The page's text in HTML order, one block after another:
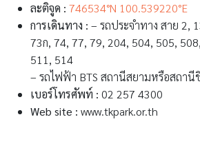
ละติจูด : 746534°N 100.539220°E
การเดินทาง : – รถประจำทาง สาย 2,
73ก, 74, 77, 79, 204, 504, 505, 508,
511, 514
– รถไฟฟ้า BTS สถานีสยามหรือสถา
เบอร์โทรศัพท์ : 02 257 4300
Web site : www.tkpark.or.th